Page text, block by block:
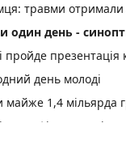
травми
один день -
презентація
день молоді
1,4 мільярда
за
пам’яті»